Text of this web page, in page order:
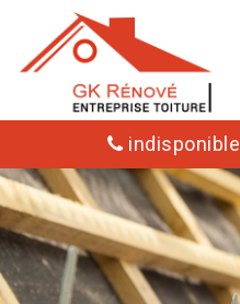
indisponible